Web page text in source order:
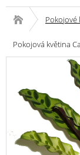
Pokojové
Pokojová květina